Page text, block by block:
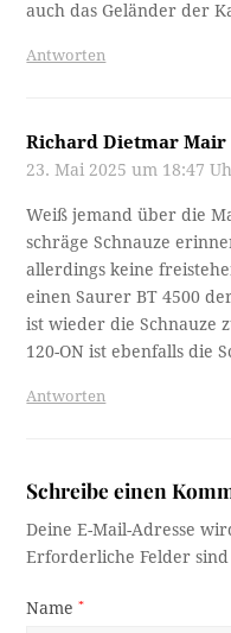
auch das Geländer der
Antworten
Richard Dietmar Mair
23. Mai 2025 um 18:47
Weiß jemand über die
schräge Schnauze
allerdings keine
einen Saurer BT 4500
ist wieder die Schnauze
120-ON ist ebenfalls die
Antworten
Schreibe einen
Deine E-Mail-Adresse
Erforderliche Felder
Name*